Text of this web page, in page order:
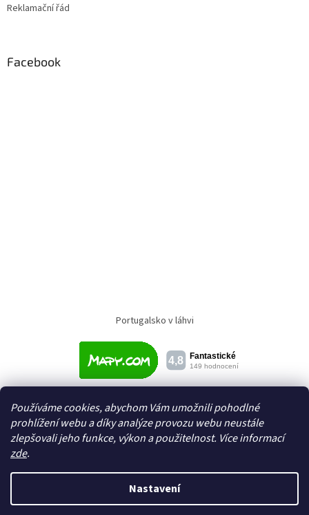
Používáme cookies, abychom Vám umožnili pohodlné
prohlížení webu a díky analýze provozu webu neustále
zlepšovali jeho funkce, výkon a použitelnost. Více informací
zde.
Nastavení
Reklamační řád
Facebook
Portugalsko v láhvi